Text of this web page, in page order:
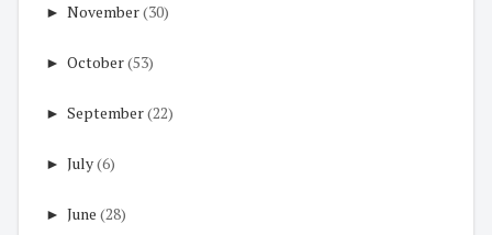
► November(30)
► October(53)
► September(22)
► July(6)
► June (28)